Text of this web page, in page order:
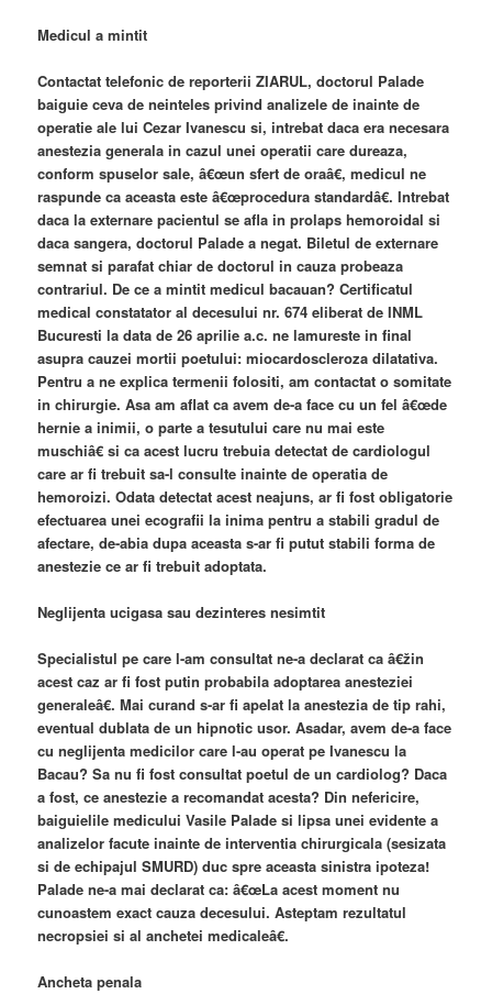
Medicul a mintit
Contactat telefonic de reporterii ZIARUL, doctorul Palade
baiguie ceva de neinteles privind analizele de inainte de
operatie ale lui Cezar Ivanescu si, intrebat daca era necesara
anestezia generala in cazul unei operatii care dureaza,
conform spuselor sale, â€œun sfert de oraâ€, medicul ne
raspunde ca aceasta este â€œprocedura standardâ€. Intrebat
daca la externare pacientul se afla in prolaps hemoroidal si
daca sangera, doctorul Palade a negat. Biletul de externare
semnat si parafat chiar de doctorul in cauza probeaza
contrariul. De ce a mintit medicul bacauan? Certificatul
medical constatator al decesului nr. 674 eliberat de INML
Bucuresti la data de 26 aprilie a.c. ne lamureste in final
asupra cauzei mortii poetului: miocardoscleroza dilatativa.
Pentru a ne explica termenii folositi, am contactat o somitate
in chirurgie. Asa am aflat ca avem de-a face cu un fel â€œde
hernie a inimii, o parte a tesutului care nu mai este
muschiâ€ si ca acest lucru trebuia detectat de cardiologul
care ar fi trebuit sa-l consulte inainte de operatia de
hemoroizi. Odata detectat acest neajuns, ar fi fost obligatorie
efectuarea unei ecografii la inima pentru a stabili gradul de
afectare, de-abia dupa aceasta s-ar fi putut stabili forma de
anestezie ce ar fi trebuit adoptata.
Neglijenta ucigasa sau dezinteres nesimtit
Specialistul pe care l-am consultat ne-a declarat ca â€žin
acest caz ar fi fost putin probabila adoptarea anesteziei
generaleâ€. Mai curand s-ar fi apelat la anestezia de tip rahi,
eventual dublata de un hipnotic usor. Asadar, avem de-a face
cu neglijenta medicilor care l-au operat pe Ivanescu la
Bacau? Sa nu fi fost consultat poetul de un cardiolog? Daca
a fost, ce anestezie a recomandat acesta? Din nefericire,
baiguielile medicului Vasile Palade si lipsa unei evidente a
analizelor facute inainte de interventia chirurgicala (sesizata
si de echipajul SMURD) duc spre aceasta sinistra ipoteza!
Palade ne-a mai declarat ca: â€œLa acest moment nu
cunoastem exact cauza decesului. Asteptam rezultatul
necropsiei si al anchetei medicaleâ€.
Ancheta penala